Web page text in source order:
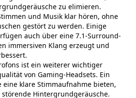
zu elimieren.
und Musik klar hören, ohne
gestört zu werden. Einige
auch über eine 7.1-Surround-
immersiven Klang erzeugt und
ist ein weiterer wichtiger
von Gaming-Headsets. Ein
klare Stimmaufnahme bieten,
störende Hintergrundgeräusche.